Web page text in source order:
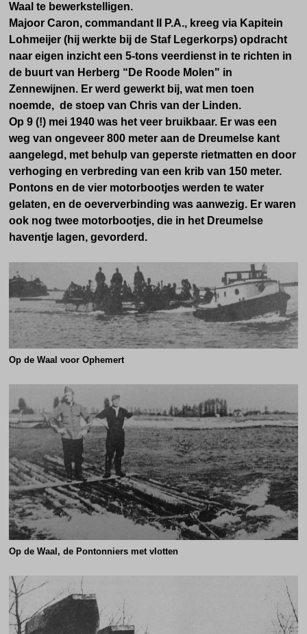
Waal te bewerkstelligen.
Majoor Caron, commandant II P.A., kreeg via Kapitein
Lohmeijer (hij werkte bij de Staf Legerkorps) opdracht
naar eigen inzicht een 5-tons veerdienst in te richten in
de buurt van Herberg “De Roode Molen" in
Zennewijnen. Er werd gewerkt bij, wat men toen
noemde, de stoep van Chris van der Linden.
Op 9 (!) mei 1940 was het veer bruikbaar. Er was een
weg van ongeveer 800 meter aan de Dreumelse kant
aangelegd, met behulp van geperste rietmatten en door
verhoging en verbreding van een krib van 150 meter.
Pontons en de vier motorbootjes werden te water
gelaten, en de oeververbinding was aanwezig. Er waren
ook nog twee motorbootjes, die in het Dreumelse
haventje lagen, gevorderd.
Op de Waal voor Ophemert
Op de Waal, de Pontonniers met vlotten